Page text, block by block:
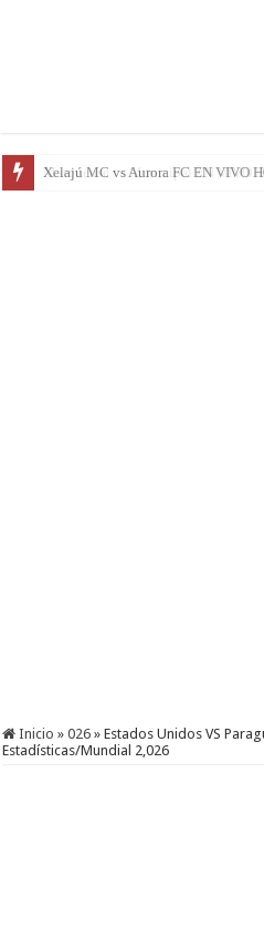
Marquense vs Municipal EN VIVO
Inicio » 026 » Estados Unidos VS
Estadísticas/Mundial 2,026